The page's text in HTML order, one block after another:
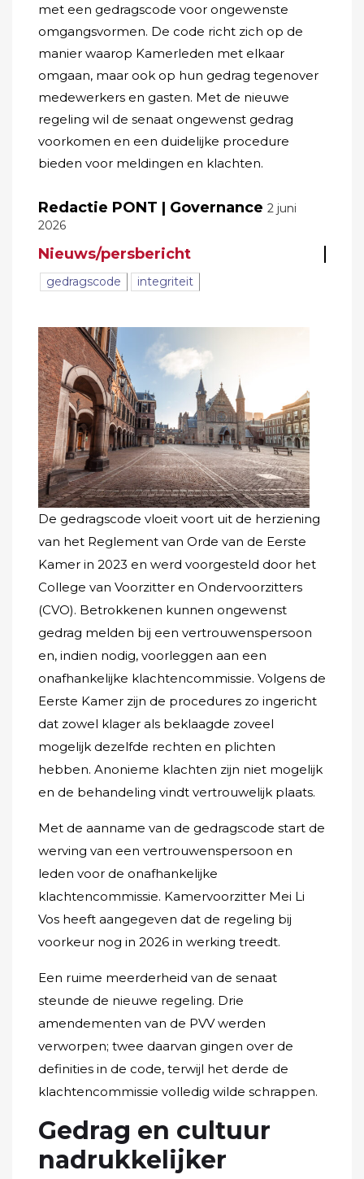
met een gedragscode voor ongewenste
omgangsvormen. De code richt zich op de
manier waarop Kamerleden met elkaar
omgaan, maar ook op hun gedrag tegenover
medewerkers en gasten. Met de nieuwe
regeling wil de senaat ongewenst gedrag
voorkomen en een duidelijke procedure
bieden voor meldingen en klachten.
Redactie PONT | Governance 2 juni
2026
Nieuws/persbericht
gedragscode integriteit
De gedragscode vloeit voort uit de herziening
van het Reglement van Orde van de Eerste
Kamer in 2023 en werd voorgesteld door het
College van Voorzitter en Ondervoorzitters
(CVO). Betrokkenen kunnen ongewenst
gedrag melden bij een vertrouwenspersoon
en, indien nodig, voorleggen aan een
onafhankelijke klachtencommissie. Volgens de
Eerste Kamer zijn de procedures zo ingericht
dat zowel klager als beklaagde zoveel
mogelijk dezelfde rechten en plichten
hebben. Anonieme klachten zijn niet mogelijk
en de behandeling vindt vertrouwelijk plaats.
Met de aanname van de gedragscode start de
werving van een vertrouwenspersoon en
leden voor de onafhankelijke
klachtencommissie. Kamervoorzitter Mei Li
Vos heeft aangegeven dat de regeling bij
voorkeur nog in 2026 in werking treedt.
Een ruime meerderheid van de senaat
steunde de nieuwe regeling. Drie
amendementen van de PVV werden
verworpen; twee daarvan gingen over de
definities in de code, terwijl het derde de
klachtencommissie volledig wilde schrappen.
Gedrag en cultuur
nadrukkelijker